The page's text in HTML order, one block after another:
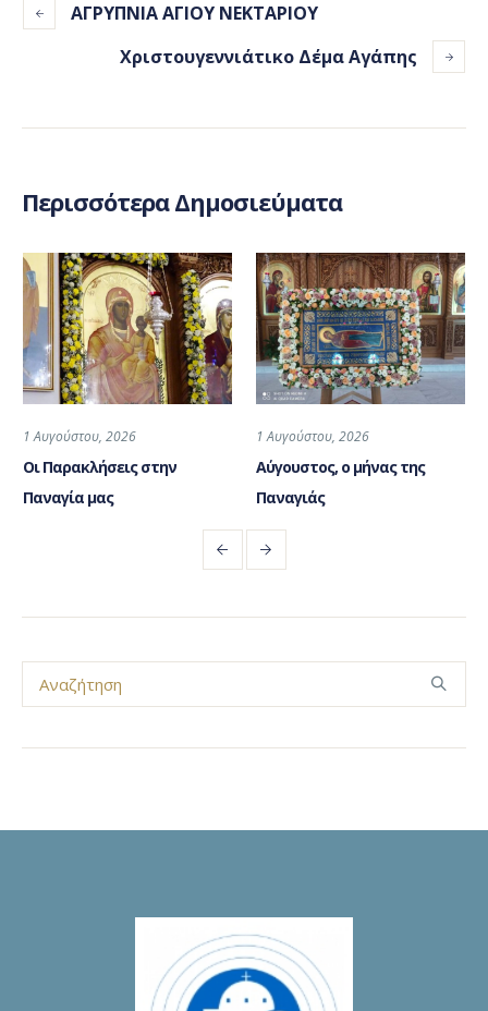
ΑΓΡΥΠΝΙΑ ΑΓΙΟΥ ΝΕΚΤΑΡΙΟΥ
Χριστουγεννιάτικο Δέμα Αγάπης
Περισσότερα Δημοσιεύματα
1 Αυγούστου, 2026
Οι Παρακλήσεις στην
Παναγία μας
1 Αυγούστου, 2026
Αύγουστος, ο μήνας της
Παναγιάς